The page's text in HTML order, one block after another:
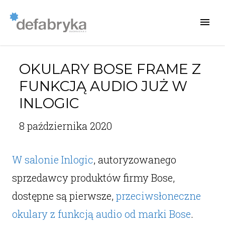
OKULARY BOSE FRAME Z
FUNKCJĄ AUDIO JUŻ W
INLOGIC
8 października 2020
W salonie Inlogic, autoryzowanego
sprzedawcy produktów firmy Bose,
dostępne są pierwsze, przeciwsłoneczne
okulary z funkcją audio od marki Bose.